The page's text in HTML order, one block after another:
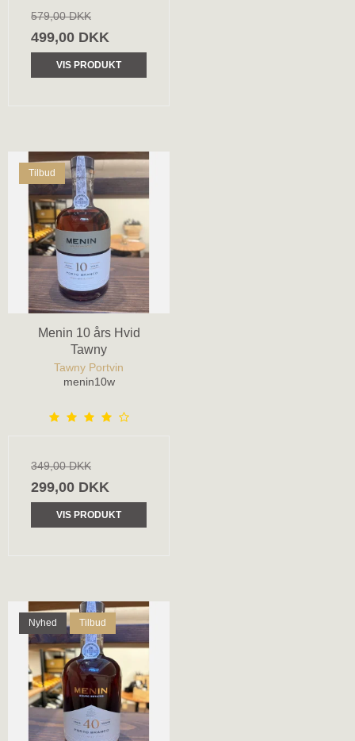
579,00 DKK
499,00 DKK
VIS PRODUKT
Tilbud
Menin 10 års Hvid
Tawny
Tawny Portvin
menin10w
349,00 DKK
299,00 DKK
VIS PRODUKT
Nyhed Tilbud